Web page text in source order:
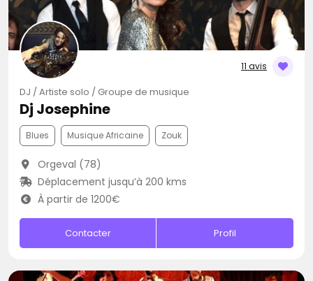
11 avis
DJ / Artiste solo / Groupe de musique
Dj Josephine
Blues Musique Africaine Zouk
Orgeval (78)
Déplacement jusqu’à 200 kms
À partir de 1200€
Contacter Profil